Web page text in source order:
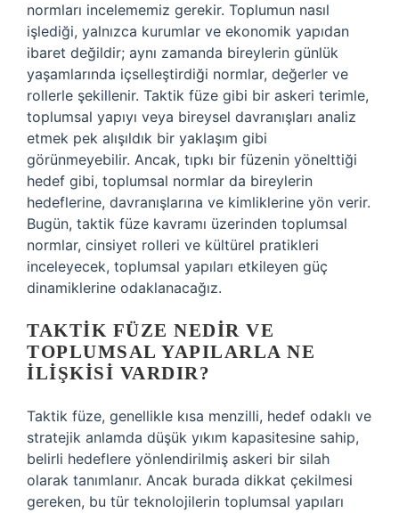
normları incelememiz gerekir. Toplumun nasıl
işlediği, yalnızca kurumlar ve ekonomik yapıdan
ibaret değildir; aynı zamanda bireylerin günlük
yaşamlarında içselleştirdiği normlar, değerler ve
rollerle şekillenir. Taktik füze gibi bir askeri terimle,
toplumsal yapıyı veya bireysel davranışları analiz
etmek pek alışıldık bir yaklaşım gibi
görünmeyebilir. Ancak, tıpkı bir füzenin yönelttiği
hedef gibi, toplumsal normlar da bireylerin
hedeflerine, davranışlarına ve kimliklerine yön verir.
Bugün, taktik füze kavramı üzerinden toplumsal
normlar, cinsiyet rolleri ve kültürel pratikleri
inceleyecek, toplumsal yapıları etkileyen güç
dinamiklerine odaklanacağız.
TAKTIK FÜZE NEDIR VE
TOPLUMSAL YAPILARLA NE
İLIŞKISI VARDIR?
Taktik füze, genellikle kısa menzilli, hedef odaklı ve
stratejik anlamda düşük yıkım kapasitesine sahip,
belirli hedeflere yönlendirilmiş askeri bir silah
olarak tanımlanır. Ancak burada dikkat çekilmesi
gereken, bu tür teknolojilerin toplumsal yapıları